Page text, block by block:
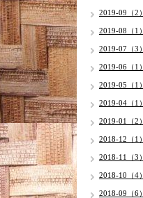
2019-09（2）
2019-08（1）
2019-07（3）
2019-06（1）
2019-05（1）
2019-04（1）
2019-01（2）
2018-12（1）
2018-11（3）
2018-10（4）
2018-09（6）